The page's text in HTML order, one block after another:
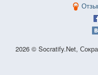
2026 © Socratify.Net,